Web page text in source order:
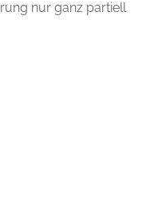
nur ganz partiell